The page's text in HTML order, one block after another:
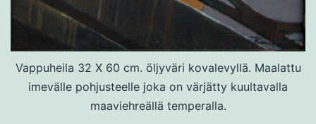
Vappuheila 32 X 60 cm. öljyväri kovalevyllä. Maalattu
imevälle pohjusteelle joka on värjätty kuultavalla
maaviehreällä temperalla.